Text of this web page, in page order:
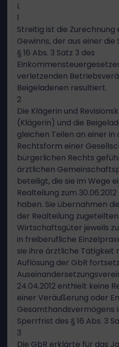
I.
1
Streitig ist die Zurechnung
Gewinns, der aus einer
§ 16 Abs. 3 Satz 3 des
verletzenden
Beigeladenen resultiert.
2
Die Klägerin und
(Klägerin) und die
gleichen Teilen an einer in
Rechtsform einer
bürgerlichen Rechts
ärztlichen
beteiligt, die sie im Wege
Realteilung zum
haben. Sie übernahmen
der Realteilung zugeteilten
Wirtschaftsgüter jeweils
in freiberufliche
sie ihre ärztliche Tätigkeit
Auflösung der GbR
24.04.2012 enthielt keine
einer Veräußerung oder
Gesamthandsvermögens
Sperrfrist des § 16 Abs. 3
3
Die GbR erklärte für das